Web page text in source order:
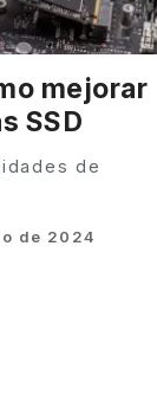
mejorar
SSD
de
de 2024